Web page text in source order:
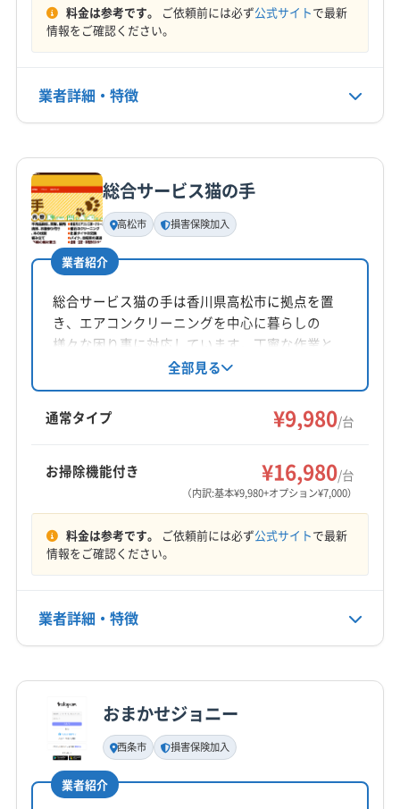
定休日
電話番号
公式HP
公式サイトを見る
料金は参考です。 ご依頼前には必ず公式サイトで最新
情報をご確認ください。
業者詳細・特徴
基本情報
代表者名
内野雅隆
所在地
香川県高松市国分寺町新名675-14
対応地域
観音寺市 丸亀市
善通寺市
東かがわ市 綾歌郡綾川町
綾歌郡宇多津町
仲多度郡まんのう町
仲多度郡多度津町
9:00〜18:00
定休日
電話番号
公式HP
公式サイトを見る
総合サービス猫の手
高松市 損害保険加入
業者紹介
総合サービス猫の手は香川県高松市に拠点を置
き、エアコンクリーニングを中心に暮らしの
様々な困り事に対応しています。丁寧な作業と
誠実な対応を心がけ、360度回転ノズルや損害保
険加入など、安心して依頼できる点が魅力。基
本料金に加え、お掃除機能付きエアコンや室外
機洗浄などのオプションも用意されています。
全部見る
通常タイプ ¥9,980/台
お掃除機能付き ¥16,980/台
（内訳:基本¥9,980+オプション¥7,000）
料金は参考です。 ご依頼前には必ず公式サイトで最新
情報をご確認ください。
業者詳細・特徴
基本情報
代表者名
末本彬
所在地
おまかせジョニー
西条市 損害保険加入
業者紹介